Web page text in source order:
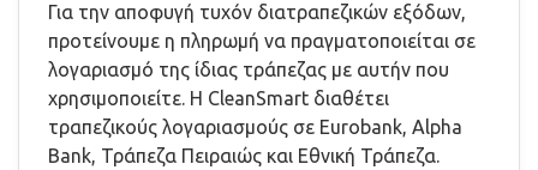
Για την αποφυγή τυχόν διατραπεζικών εξόδων,
προτείνουμε η πληρωμή να πραγματοποιείται σε
λογαριασμό της ίδιας τράπεζας με αυτήν που
χρησιμοποιείτε. Η CleanSmart διαθέτει
τραπεζικούς λογαριασμούς σε Eurobank, Alpha
Bank, Τράπεζα Πειραιώς και Εθνική Τράπεζα.